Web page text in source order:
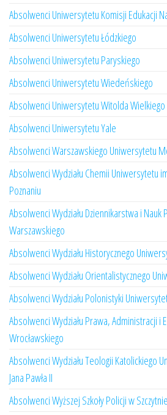
Absolwenci Uniwersytetu Komisji Edukacji
Absolwenci Uniwersytetu Łódzkiego
Absolwenci Uniwersytetu Paryskiego
Absolwenci Uniwersytetu Wiedeńskiego
Absolwenci Uniwersytetu Witolda Wielkiego
Absolwenci Uniwersytetu Yale
Absolwenci Warszawskiego Uniwersytetu
Absolwenci Wydziału Chemii Uniwersytetu
Poznaniu
Absolwenci Wydziału Dziennikarstwa i Nauk
Warszawskiego
Absolwenci Wydziału Historycznego
Absolwenci Wydziału Orientalistycznego
Absolwenci Wydziału Polonistyki
Absolwenci Wydziału Prawa, Administracji i
Wrocławskiego
Absolwenci Wydziału Teologii Katolickiego
Jana Pawła II
Absolwenci Wyższej Szkoły Policji w Szczytnie